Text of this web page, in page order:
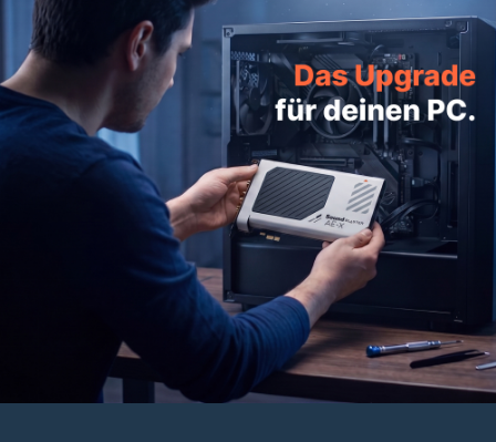
NICHT AUF LAGER
Sound BlasterX G1
29,99€ 34,99€
UNTERNEHMEN